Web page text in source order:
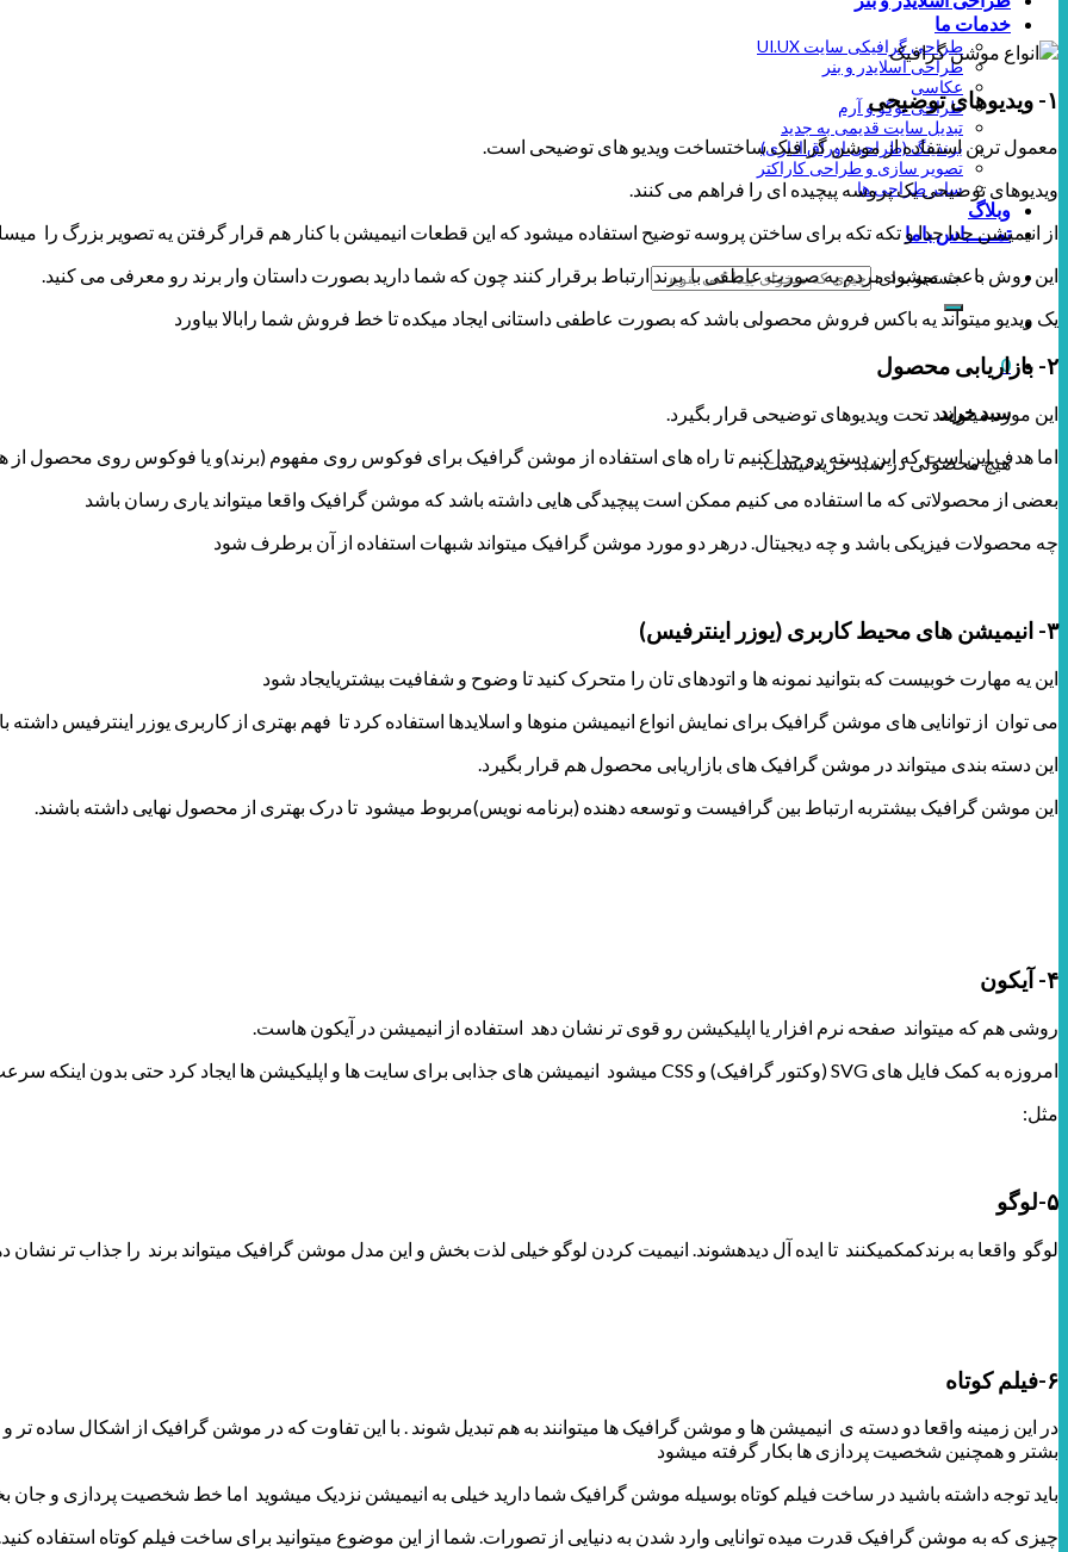
خدمات ما
طراحی گرافیکی سایت UI.UX
طراحی اسلایدر و بنر
عکاسی
طراحی لوگو و آرم
تبدیل سایت قدیمی به جدید
برندینگ (طراحی اوراق اداری)
تصویر سازی و طراحی کاراکتر
سایر طراحی ها
وبلاگ
تمـــــاس باما
جستجو برای:
0
سبد خرید
هیچ محصولی در سبد خرید نیست.
۱- ویدیوهای توضیحی
معمول ترین استفاده از موشن گرافیک ساختساخت ویدیو های توضیحی است.
ویدیوهای توضیحی یک پروسه پیچیده ای را فراهم می کنند.
از انیمیشن جدا جدا و تکه تکه برای ساختن پروسه توضیح استفاده میشود که این قطعات انیمیشن با کنار هم قرار گرفتن یه تصویر بزرگ را
این روش باعث میشود مردم به صورت عاطفی با برند ارتباط برقرار کنند چون که شما دارید بصورت داستان وار برند رو معرفی می کنید.
یک ویدیو میتواند یه باکس فروش محصولی باشد که بصورت عاطفی داستانی ایجاد میکده تا خط فروش شما رابالا بیاورد
۲- بازاریابی محصول
این مورد میتوانند تحت ویدیوهای توضیحی قرار بگیرد.
اما هدف این است که این دسته رو جدا کنیم تا راه های استفاده از موشن گرافیک برای فوکوس روی مفهوم (برند)و یا فوکوس روی محصول از
بعضی از محصولاتی که ما استفاده می کنیم ممکن است پیچیدگی هایی داشته باشد که موشن گرافیک واقعا میتواند یاری رسان باشد
چه محصولات فیزیکی باشد و چه دیجیتال. درهر دو مورد موشن گرافیک میتواند شبهات استفاده از آن برطرف شود
۳- انیمیشن های محیط کاربری (یوزر اینترفیس)
این یه مهارت خوبیست که بتوانید نمونه ها و اتودهای تان را متحرک کنید تا وضوح و شفافیت بیشتریایجاد شود
می توان از توانایی های موشن گرافیک برای نمایش انواع انیمیشن منوها و اسلایدها استفاده کرد تا فهم بهتری از کاربری یوزر اینترفیس داشته
این دسته بندی میتواند در موشن گرافیک های بازاریابی محصول هم قرار بگیرد.
این موشن گرافیک بیشتربه ارتباط بین گرافیست و توسعه دهنده (برنامه نویس)مربوط میشود تا درک بهتری از محصول نهایی داشته باشند.
۴- آیکون
روشی هم که میتواند صفحه نرم افزار یا اپلیکیشن رو قوی تر نشان دهد استفاده از انیمیشن در آیکون هاست.
امروزه به کمک فایل های SVG (وکتور گرافیک) و CSS میشود انیمیشن های جذابی برای سایت ها و اپلیکیشن ها ایجاد کرد حتی بدون اینکه سرعت سایت پایین بیاید.
مثل:
۵-لوگو
لوگو واقعا به برندکمکمیکنند تا ایده آل دیدهشوند. انیمیت کردن لوگو خیلی لذت بخش و این مدل موشن گرافیک میتواند برند را جذاب تر نشان
۶-فیلم کوتاه
در این زمینه واقعا دو دسته ی انیمیشن ها و موشن گرافیک ها میتوانند به هم تبدیل شوند . با این تفاوت که در موشن گرافیک از اشکال ساده تر
بشتر و همچنین شخصیت پردازی ها بکار گرفته میشود
باید توجه داشته باشید در ساخت فیلم کوتاه بوسیله موشن گرافیک شما دارید خیلی به انیمیشن نزدیک میشوید اما خط شخصیت پردازی و جان
چیزی که به موشن گرافیک قدرت میده توانایی وارد شدن به دنیایی از تصورات. شما از این موضوع میتوانید برای ساخت فیلم کوتاه استفاده